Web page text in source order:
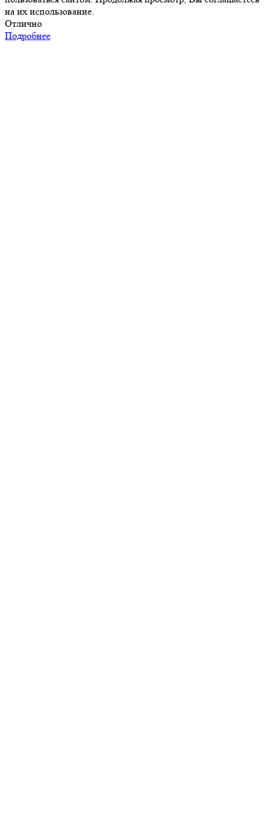
на их использование.
Отлично
Подробнее